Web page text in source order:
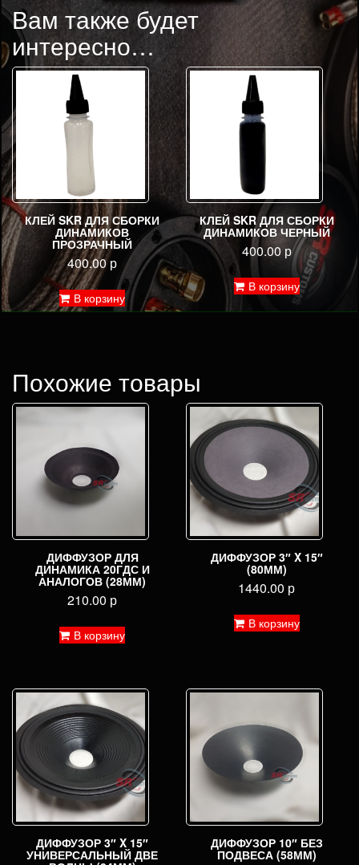
Вам также будет
интересно…
КЛЕЙ SKR ДЛЯ СБОРКИ
ДИНАМИКОВ
ПРОЗРАЧНЫЙ
400.00р
В корзину
КЛЕЙ SKR ДЛЯ СБОРКИ
ДИНАМИКОВ ЧЕРНЫЙ
400.00р
В корзину
Похожие товары
ДИФФУЗОР ДЛЯ
ДИНАМИКА 20ГДС И
АНАЛОГОВ (28ММ)
210.00 р
В корзину
ДИФФУЗОР 3″ X 15″
(80ММ)
1440.00 р
В корзину
ДИФФУЗОР 3″ X 15″
УНИВЕРСАЛЬНЫЙ ДВЕ
ДИФФУЗОР 10″ БЕЗ
ПОДВЕСА (58ММ)